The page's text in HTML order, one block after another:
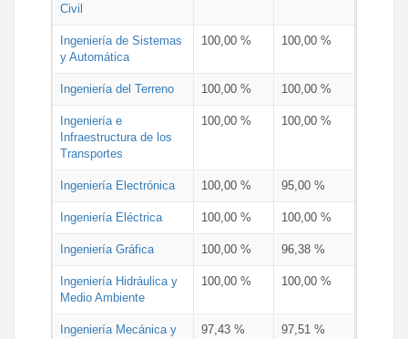
Civil
Ingeniería de Sistemas
y Automática
100,00 % 100,00 %
Ingeniería del Terreno 100,00 % 100,00 %
Ingeniería e
Infraestructura de los
Transportes
100,00 % 100,00 %
Ingeniería Electrónica 100,00 % 95,00 %
Ingeniería Eléctrica 100,00 % 100,00 %
Ingeniería Gráfica 100,00 % 96,38 %
Ingeniería Hidráulica y
Medio Ambiente
100,00 % 100,00 %
Ingeniería Mecánica y
97,43 % 97,51 %